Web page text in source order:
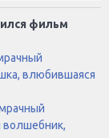
фильм
влюбившаяся